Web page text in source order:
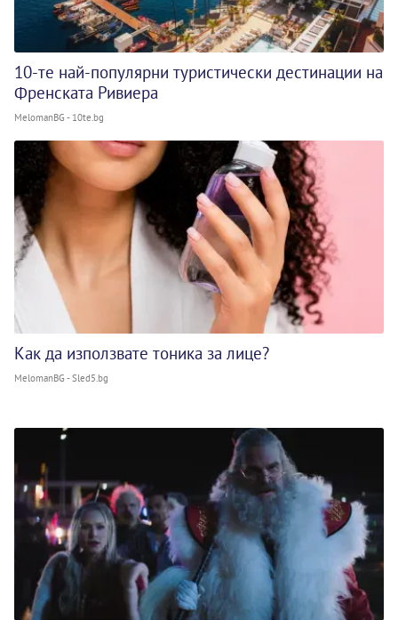
10-те най-популярни туристически дестинации на
Френската Ривиера
MelomanBG - 10te.bg
Как да използвате тоника за лице?
MelomanBG - Sled5.bg